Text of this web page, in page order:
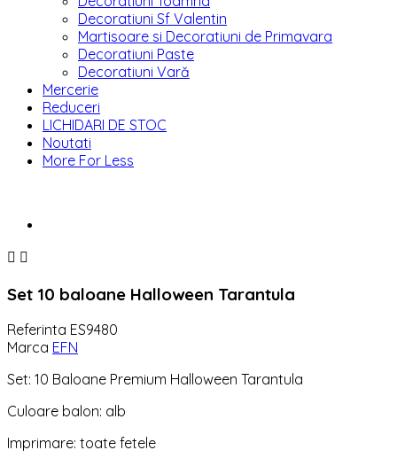
Decoratiuni Sf Valentin
Martisoare si Decoratiuni de Primavara
Decoratiuni Paste
Decoratiuni Vară
Mercerie
Reduceri
LICHIDARI DE STOC
Noutati
More For Less
 
Set 10 baloane Halloween Tarantula
Referinta ES9480
Marca EFN
Set: 10 Baloane Premium Halloween Tarantula
Culoare balon: alb
Imprimare: toate fetele